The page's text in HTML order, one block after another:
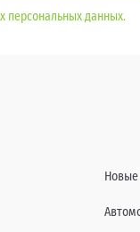
персональных данных.